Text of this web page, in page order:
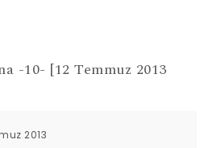
-10- [12 Temmuz 2013
2013